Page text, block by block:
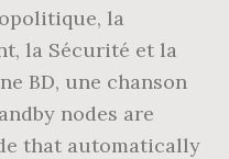
la
la Sécurité et la
BD, une chanson
nodes are
that automatically